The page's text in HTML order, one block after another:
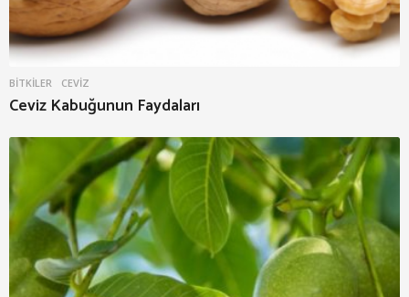
BITKILER CEVIZ
Ceviz Kabuğunun Faydaları